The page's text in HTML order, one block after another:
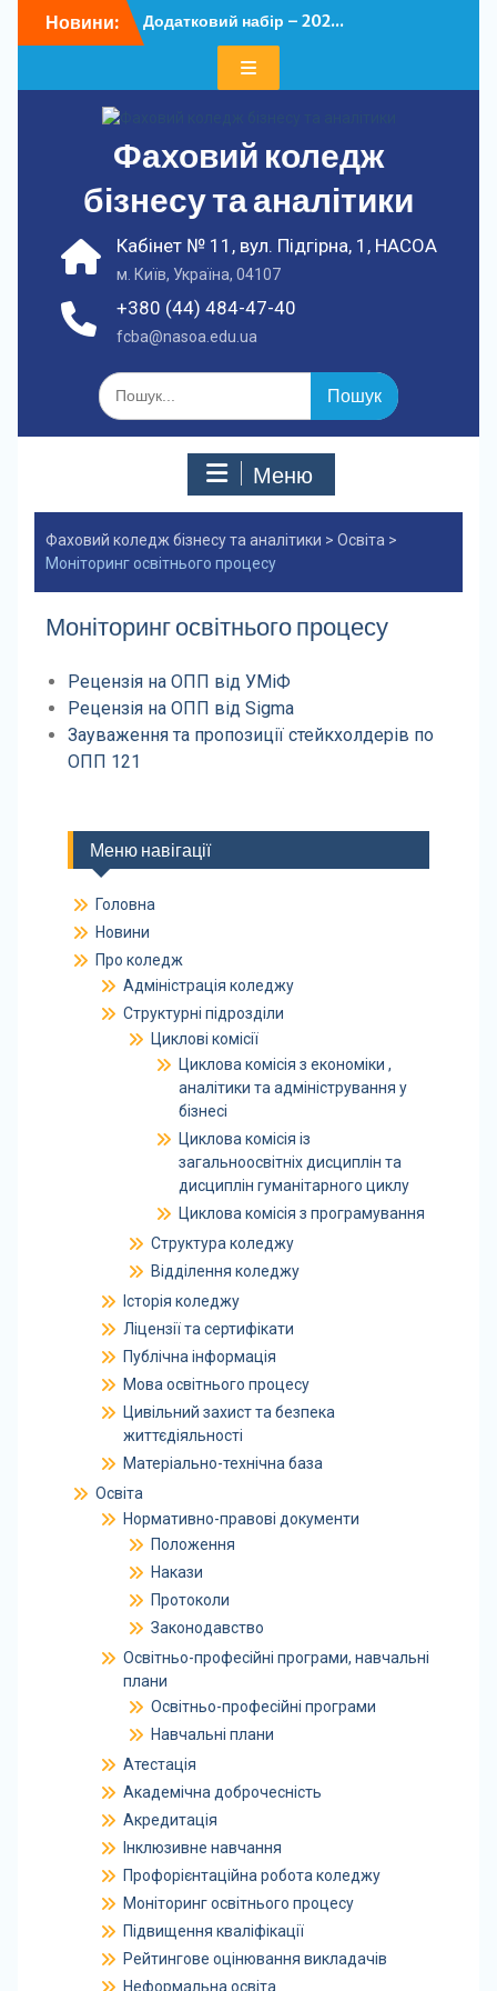
доНовини:
Додатковий набір – 202...
У ФКБА НАСОА
Фаховий коледж
бізнесу та аналітики
+380 (44) 484-47-40
fcba@nasoa.edu.ua
Кабінет № 11, вул. Підгірна, 1, НАСОА
м. Київ, Україна, 04107
Шукати:
Меню
Фаховий коледж бізнесу та аналітики > Освіта >
Моніторинг освітнього процесу
Моніторинг освітнього процесу
Рецензія на ОПП від УМіФ
Рецензія на ОПП від Sigma
Зауваження та пропозиції стейкхолдерів по
ОПП 121
Меню навігації
Головна
Новини
Про коледж
Адміністрація коледжу
Структурні підрозділи
Циклові комісії
Циклова комісія з економіки ,
аналітики та адміністрування у
бізнесі
Циклова комісія із
загальноосвітніх дисциплін та
дисциплін гуманітарного циклу
Циклова комісія з програмування
Структура коледжу
Відділення коледжу
Історія коледжу
Ліцензії та сертифікати
Публічна інформація
Мова освітнього процесу
Цивільний захист та безпека
життєдіяльності
Матеріально-технічна база
Освіта
Нормативно-правові документи
Положення
Накази
Протоколи
Законодавство
Освітньо-професійні програми, навчальні
плани
Освітньо-професійні програми
Навчальні плани
Атестація
Академічна доброчесність
Акредитація
Інклюзивне навчання
Профорієнтаційна робота коледжу
Моніторинг освітнього процесу
Підвищення кваліфікації
Рейтингове оцінювання викладачів
Неформальна освіта